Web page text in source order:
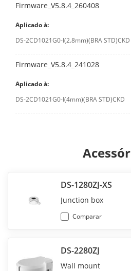
Firmware_V5.8.4_260408
Aplicado à:
DS-2CD1021G0-I(2.8mm)(BRA STD)CKD
Firmware_V5.8.4_241028
Aplicado à:
DS-2CD1021G0-I(4mm)(BRA STD)CKD
DS-1280ZJ-XS
Junction box
Comparar
DS-2280ZJ
Wall mount